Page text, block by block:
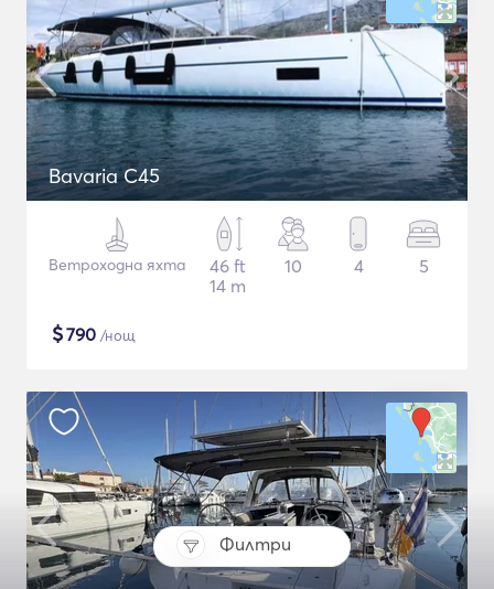
Филтри
Bavaria C45
Ветроходна яхта
46 ft
14 m
10 4 5
$790 /нощ